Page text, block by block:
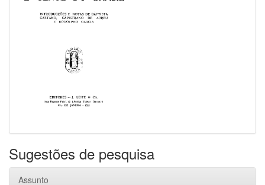
Sugestões de pesquisa
Assunto